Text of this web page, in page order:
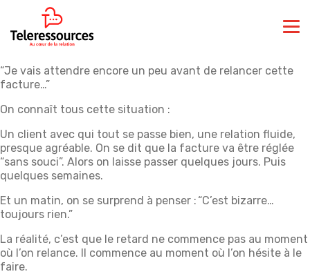
“Je vais attendre encore un peu avant de relancer cette
facture…”
On connaît tous cette situation :
Un client avec qui tout se passe bien, une relation fluide,
presque agréable. On se dit que la facture va être réglée
“sans souci”. Alors on laisse passer quelques jours. Puis
quelques semaines.
Et un matin, on se surprend à penser : “C’est bizarre…
toujours rien.”
La réalité, c’est que le retard ne commence pas au moment
où l’on relance. Il commence au moment où l’on hésite à le
faire.